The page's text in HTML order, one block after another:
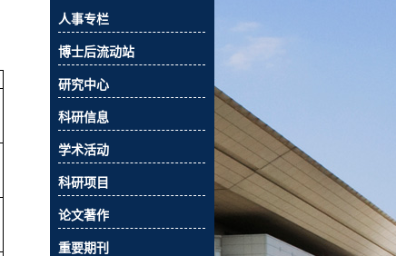
人事专栏
博士后流动站
研究中心
科研信息
学术活动
科研项目
论文著作
重要期刊